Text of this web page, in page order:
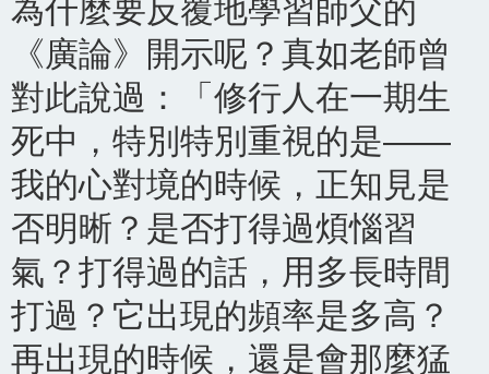
為什麼要反覆地學習師父的
《廣論》開示呢？真如老師曾
對此說過：「修行人在一期生
死中，特別特別重視的是——
我的心對境的時候，正知見是
否明晰？是否打得過煩惱習
氣？打得過的話，用多長時間
打過？它出現的頻率是多高？
再出現的時候，還是會那麼猛